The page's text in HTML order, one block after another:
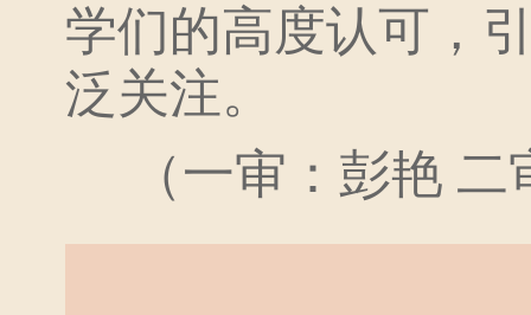
学们的高度认可，
泛关注。
（一审：彭艳 二